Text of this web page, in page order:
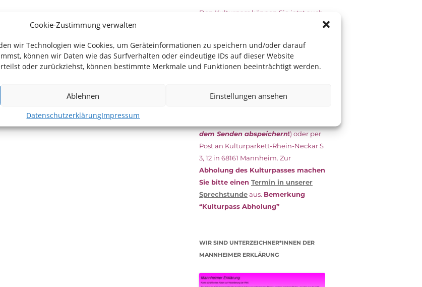
Cookie-Zustimmung verwalten
wir Technologien wie Cookies, um Geräteinformationen zu speichern und/oder darauf
können wir Daten wie das Surfverhalten oder eindeutige IDs auf dieser Website
oder zurückziehst, können bestimmte Merkmale und Funktionen beeinträchtigt werden.
Ablehnen Einstellungen ansehen
DatenschutzerklärungImpressum
Den Kulturpass können Sie jetzt auch
esunterschriebenzusammen mit
dem aktuellen
(Bürgergeld/
das Kulturparkett zurück: Per E-Mail
dem Senden abspeichern!) oder per
Post an Kulturparkett-Rhein-Neckar S
3, 12 in 68161 Mannheim. Zur
Abholung des Kulturpasses machen
Sie bitte einen Termin in unserer
Sprechstundeaus. Bemerkung
“Kulturpass Abholung”
WIR SIND UNTERZEICHNER*INNEN DER
MANNHEIMER ERKLÄRUNG